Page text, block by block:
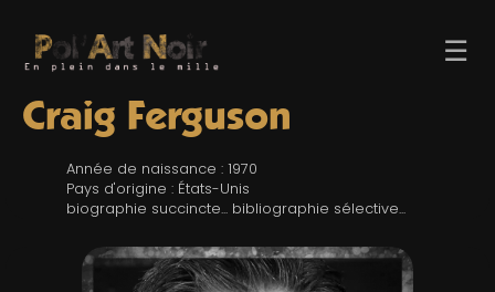
☰
TROMBINO
Craig Ferguson
Année de naissance : 1970
Pays d'origine : États-Unis
biographie succincte... bibliographie sélective...